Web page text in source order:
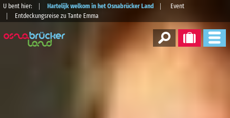
U bent hier: Hartelijk welkom in het Osnabrücker Land
Event
Entdeckungsreise zu Tante Emma